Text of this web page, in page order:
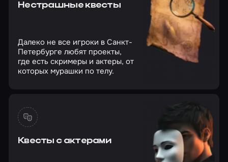
Нестрашные квесты
Далеко не все игроки в Санкт-
Петербурге любят проекты,
где есть скримеры и актеры, от
которых мурашки по телу.
Квесты с актерами